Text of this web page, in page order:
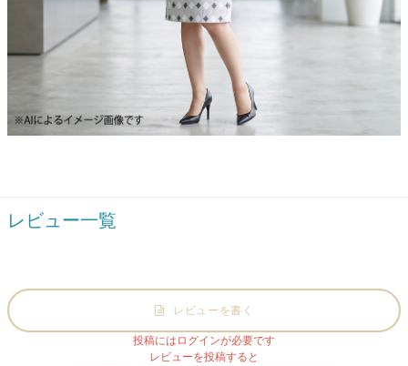
レビュー一覧
レビューを書く
投稿にはログインが必要です
レビューを投稿すると